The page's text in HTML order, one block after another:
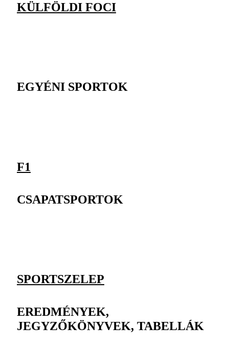
KÜLFÖLDI FOCI
EGYÉNI SPORTOK
F1
CSAPATSPORTOK
SPORTSZELEP
EREDMÉNYEK,
JEGYZŐKÖNYVEK, TABELLÁK